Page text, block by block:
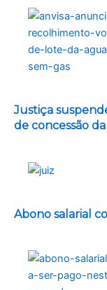
Justiça
de concessão da
Abono salarial